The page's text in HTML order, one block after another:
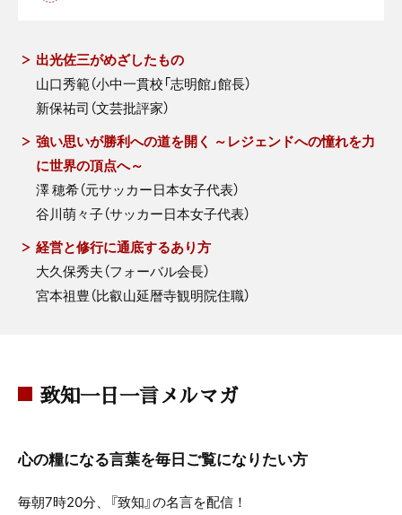
出光佐三がめざしたもの
山口秀範（小中一貫校「志明館」館長）
新保祐司（文芸批評家）
強い思いが勝利への道を開く ～レジェンドへの憧れを力
に世界の頂点へ～
澤 穂希（元サッカー日本女子代表）
谷川萌々子（サッカー日本女子代表）
経営と修行に通底するあり方
大久保秀夫（フォーバル会長）
宮本祖豊（比叡山延暦寺観明院住職）
致知一日一言メルマガ
心の糧になる言葉を毎日ご覧になりたい方
毎朝7時20分、『致知』の名言を配信！